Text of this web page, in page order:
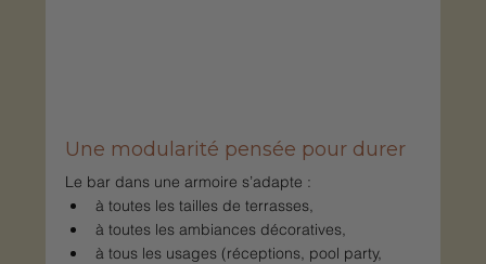
Une modularité pensée pour durer
Le bar dans une armoire s’adapte :
à toutes les tailles de terrasses,
à toutes les ambiances décoratives,
à tous les usages (réceptions, pool party,